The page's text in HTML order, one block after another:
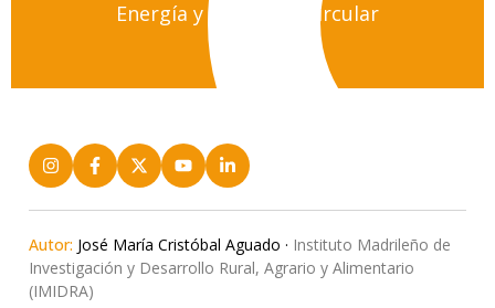
Energía y economía circular
Autor: José María Cristóbal Aguado · Instituto Madrileño de
Investigación y Desarrollo Rural, Agrario y Alimentario
(IMIDRA)